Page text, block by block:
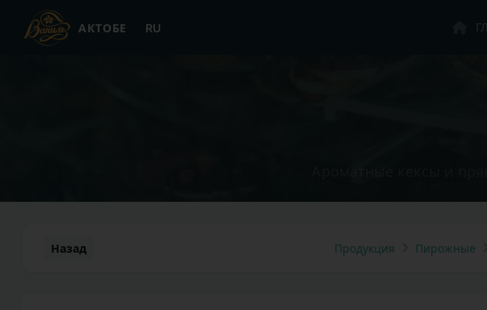
АКТОБЕ RU
Назад Продукция Пирожные